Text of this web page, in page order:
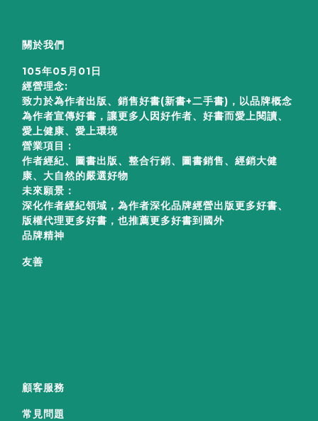
關於我們
105年05月01日
經營理念:
致力於為作者出版、銷售好書(新書+二手書)，以品牌概念
為作者宣傳好書，讓更多人因好作者、好書而愛上閱讀、
愛上健康、愛上環境
營業項目 :
作者經紀、圖書出版、整合行銷、圖書銷售、經銷大健
康、大自然的嚴選好物
未來願景：
深化作者經紀領域，為作者深化品牌經營出版更多好書、
版權代理更多好書，也推薦更多好書到國外
品牌精神
友善
顧客服務
常見問題